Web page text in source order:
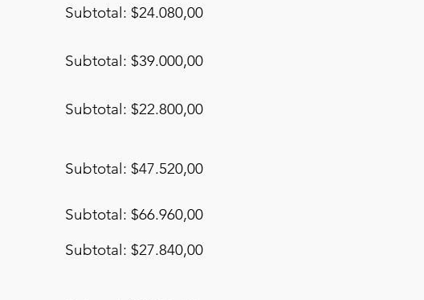
Subtotal: $24.080,00
Subtotal: $39.000,00
Subtotal: $22.800,00
Subtotal: $47.520,00
Subtotal: $66.960,00
Subtotal: $27.840,00